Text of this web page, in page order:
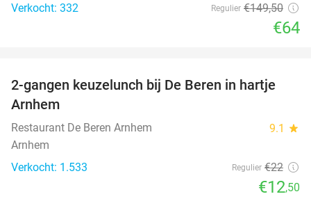
Verkocht: 332
Regulier €149,50
€64
43%
2-gangen keuzelunch bij De Beren in hartje
Arnhem
Restaurant De Beren Arnhem 9.1 star
Arnhem
Verkocht: 1.533
Regulier €22
€12,50